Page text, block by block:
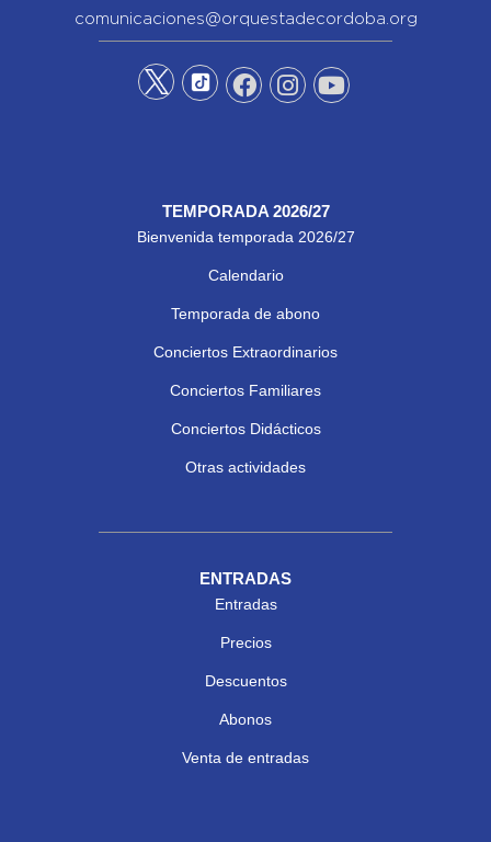
comunicaciones@orquestadecordoba.org
TEMPORADA 2026/27
Bienvenida temporada 2026/27
Calendario
Temporada de abono
Conciertos Extraordinarios
Conciertos Familiares
Conciertos Didácticos
Otras actividades
ENTRADAS
Entradas
Precios
Descuentos
Abonos
Venta de entradas